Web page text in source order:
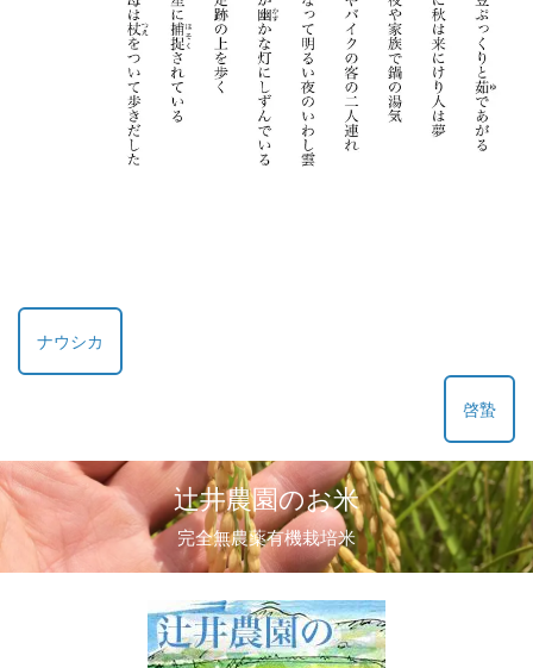
ナウシカ
啓蟄
辻井農園のお米
完全無農薬有機栽培米